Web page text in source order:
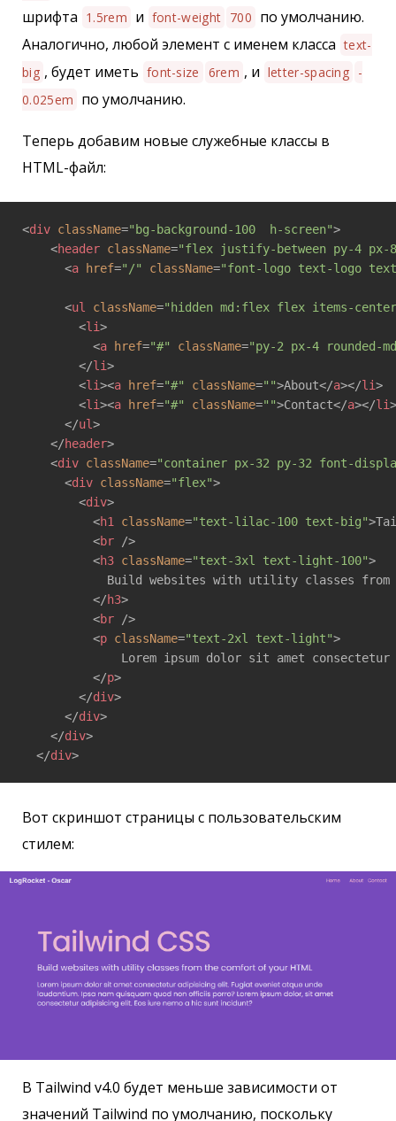
шрифта 1.5rem и font-weight 700 по умолчанию.
Аналогично, любой элемент с именем класса text-
big , будет иметь font-size 6rem , и letter-spacing -
0.025em по умолчанию.
Теперь добавим новые служебные классы в
HTML-файл:
<div className="bg-background-100  h-screen">
<header className="flex justify-between py-4 px-
<a href="/" className="font-logo text-logo
<ul className="hidden md:flex flex items-
<li>
<a href="#" className="py-2 px-4 rounded-
</li>
<li><a href="#" className="">About</a></li>
<li><a href="#" className="">Contact</a></li>
</ul>
</header>
<div className="container px-32 py-32 font-
<div className="flex">
<div>
<h1 className="text-lilac-100 text-big">
<br />
<h3 className="text-3xl text-light-100">
Build websites with utility classes
</h3>
<br />
<p className="text-2xl text-light">
Lorem ipsum dolor sit amet
</p>
</div>
</div>
</div>
</div>
Вот скриншот страницы с пользовательским
стилем:
В Tailwind v4.0 будет меньше зависимости от
значений Tailwind по умолчанию, поскольку